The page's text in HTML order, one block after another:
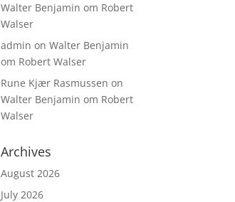
Walter Benjamin om Robert
Walser
admin onWalter Benjamin
om Robert Walser
Rune Kjær Rasmussen on
Walter Benjamin om Robert
Walser
Archives
August 2026
July 2026